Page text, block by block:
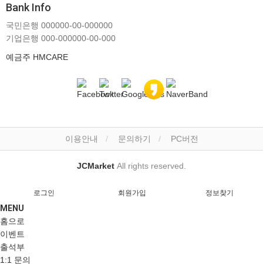
Bank Info
국민은행 000000-00-000000
기업은행 000-000000-00-000
예금주 HMCARE
이용안내 문의하기 PC버전
JCMarket All rights reserved.
로그인 회원가입 정보찾기
MENU
홈으로
이벤트
출석부
1:1 문의